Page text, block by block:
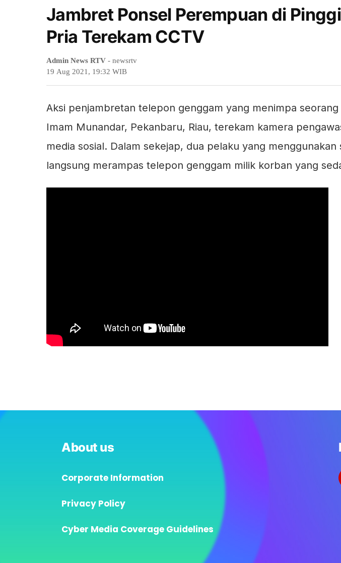
Jambret Ponsel Perempuan di
Pria Terekam CCTV
Admin News RTV - newsrtv
19 Aug 2021, 19:32 WIB
Aksi penjambretan telepon genggam yang menimpa
Imam Munandar, Pekanbaru, Riau, terekam kamera
media sosial. Dalam sekejap, dua pelaku yang menggunakan
langsung merampas telepon genggam milik korban yang
About us
Corporate Information
Privacy Policy
Cyber Media Coverage Guidelines